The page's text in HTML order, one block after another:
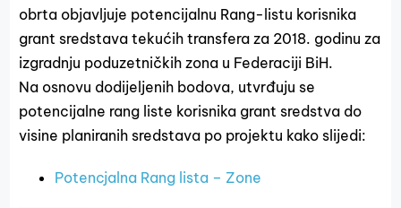
obrta objavljuje potencijalnu Rang-listu korisnika
grant sredstava tekućih transfera za 2018. godinu za
izgradnju poduzetničkih zona u Federaciji BiH.
Na osnovu dodijeljenih bodova, utvrđuju se
potencijalne rang liste korisnika grant sredstva do
visine planiranih sredstava po projektu kako slijedi:
Potencjalna Rang lista – Zone